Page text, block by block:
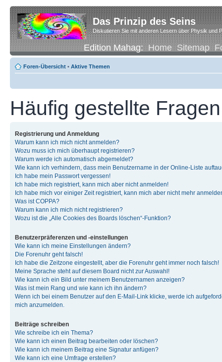
Das Prinzip des Seins
Diskutieren Sie mit anderen Lesern über Physik und
Edition Mahag:Home Sitemap
Foren-Übersicht • Aktive Themen
Häufig gestellte Fragen
Registrierung und Anmeldung
Warum kann ich mich nicht anmelden?
Wozu muss ich mich überhaupt registrieren?
Warum werde ich automatisch abgemeldet?
Wie kann ich verhindern, dass mein Benutzername in der Online-Liste
Ich habe mein Passwort vergessen!
Ich habe mich registriert, kann mich aber nicht anmelden!
Ich habe mich vor einiger Zeit registriert, kann mich aber nicht mehr
Was ist COPPA?
Warum kann ich mich nicht registrieren?
Wozu ist die „Alle Cookies des Boards löschen“-Funktion?
Benutzerpräferenzen und -einstellungen
Wie kann ich meine Einstellungen ändern?
Die Forenuhr geht falsch!
Ich habe die Zeitzone eingestellt, aber die Forenuhr geht immer noch falsch!
Meine Sprache steht auf diesem Board nicht zur Auswahl!
Wie kann ich ein Bild unter meinem Benutzernamen anzeigen?
Was ist mein Rang und wie kann ich ihn ändern?
Wenn ich bei einem Benutzer auf den E-Mail-Link klicke, werde ich
mich anzumelden.
Beiträge schreiben
Wie schreibe ich ein Thema?
Wie kann ich einen Beitrag bearbeiten oder löschen?
Wie kann ich meinem Beitrag eine Signatur anfügen?
Wie kann ich eine Umfrage erstellen?